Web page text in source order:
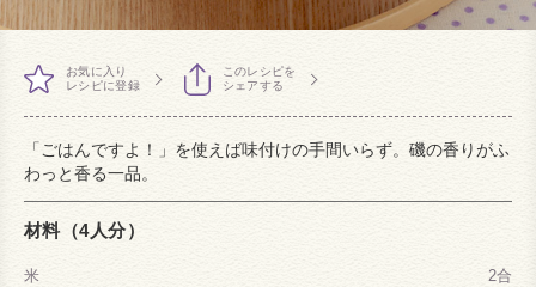
お気に入り
レシピに登録
このレシピを
シェアする
「ごはんですよ！」を使えば味付けの手間いらず。磯の香りがふ
わっと香る一品。
材料（4人分）
米
2合